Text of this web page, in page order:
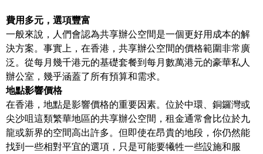
費用多元，選項豐富
一般來說，人們會認為共享辦公空間是一個更好用成本的解
決方案。事實上，在香港，共享辦公空間的價格範圍非常廣
泛。從每月幾千港元的基礎套餐到每月數萬港元的豪華私人
辦公室，幾乎涵蓋了所有預算和需求。
地點影響價格
在香港，地點是影響價格的重要因素。位於中環、銅鑼灣或
尖沙咀這類繁華地區的共享辦公空間，租金通常會比位於九
龍或新界的空間高出許多。但即使在昂貴的地段，你仍然能
找到一些相對平宜的選項，只是可能要犧牲一些設施和服